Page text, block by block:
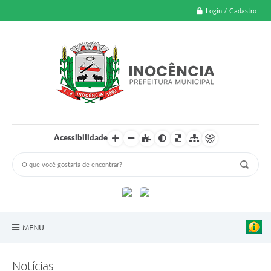
Login / Cadastro
Acessibilidade
MENU
Notícias